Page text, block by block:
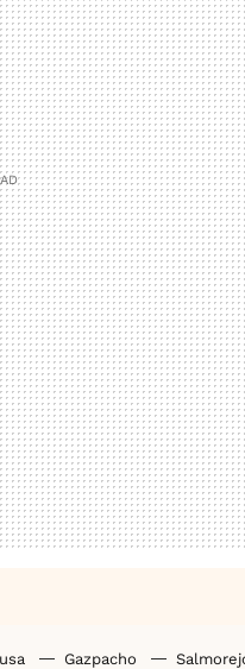
Gazpacho